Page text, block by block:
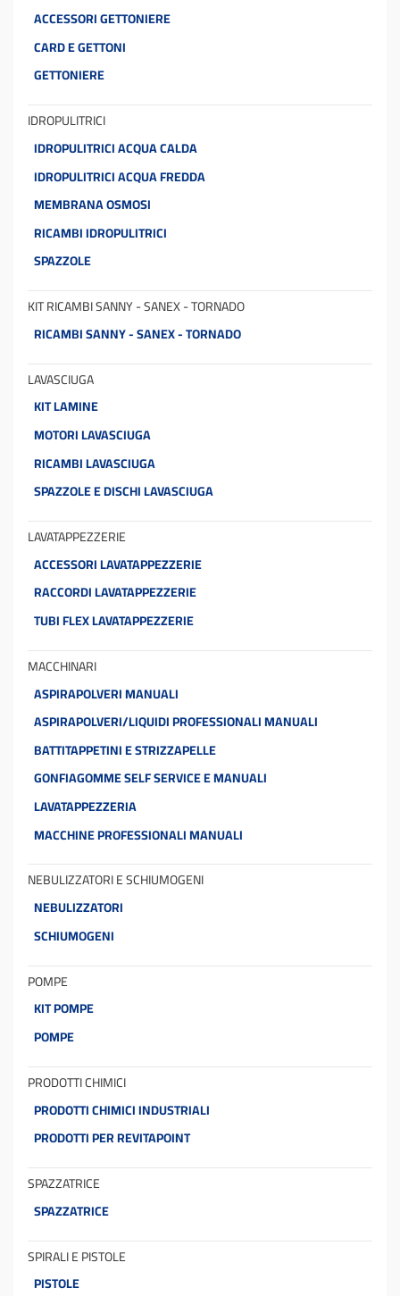
ACCESSORI GETTONIERE
CARD E GETTONI
GETTONIERE
IDROPULITRICI
IDROPULITRICI ACQUA CALDA
IDROPULITRICI ACQUA FREDDA
MEMBRANA OSMOSI
RICAMBI IDROPULITRICI
SPAZZOLE
KIT RICAMBI SANNY - SANEX - TORNADO
RICAMBI SANNY - SANEX - TORNADO
LAVASCIUGA
KIT LAMINE
MOTORI LAVASCIUGA
RICAMBI LAVASCIUGA
SPAZZOLE E DISCHI LAVASCIUGA
LAVATAPPEZZERIE
ACCESSORI LAVATAPPEZZERIE
RACCORDI LAVATAPPEZZERIE
TUBI FLEX LAVATAPPEZZERIE
MACCHINARI
ASPIRAPOLVERI MANUALI
ASPIRAPOLVERI/LIQUIDI PROFESSIONALI MANUALI
BATTITAPPETINI E STRIZZAPELLE
GONFIAGOMME SELF SERVICE E MANUALI
LAVATAPPEZZERIA
MACCHINE PROFESSIONALI MANUALI
NEBULIZZATORI E SCHIUMOGENI
NEBULIZZATORI
SCHIUMOGENI
POMPE
KIT POMPE
POMPE
PRODOTTI CHIMICI
PRODOTTI CHIMICI INDUSTRIALI
PRODOTTI PER REVITAPOINT
SPAZZATRICE
SPAZZATRICE
SPIRALI E PISTOLE
PISTOLE